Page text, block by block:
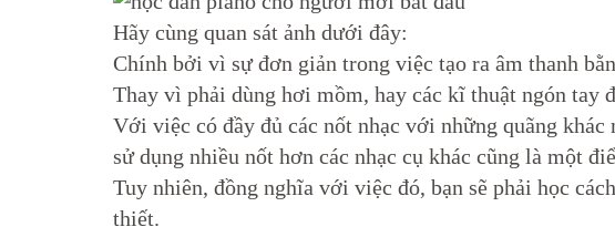
Hãy cùng quan sát ảnh dưới đây:
Chính bởi vì sự đơn giản trong việc tạo ra âm thanh
Thay vì phải dùng hơi mồm, hay các kĩ thuật ngón tay
Với việc có đầy đủ các nốt nhạc với những quãng
sử dụng nhiều nốt hơn các nhạc cụ khác cũng là một
Tuy nhiên, đồng nghĩa với việc đó, bạn sẽ phải học
thiết.